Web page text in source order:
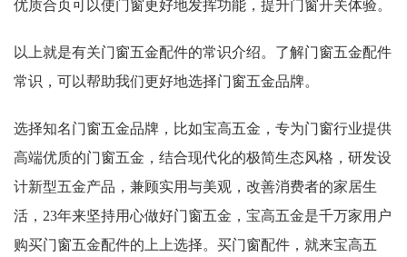
优质合页可以使门窗更好地发挥功能，提升门窗开关体验。
以上就是有关门窗五金配件的常识介绍。了解门窗五金配件
常识，可以帮助我们更好地选择门窗五金品牌。
选择知名门窗五金品牌，比如宝高五金，专为门窗行业提供
高端优质的门窗五金，结合现代化的极简生态风格，研发设
计新型五金产品，兼顾实用与美观，改善消费者的家居生
活，23年来坚持用心做好门窗五金，宝高五金是千万家用户
购买门窗五金配件的上上选择。买门窗配件，就来宝高五